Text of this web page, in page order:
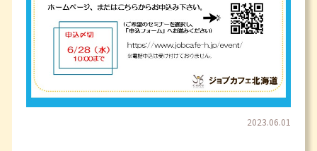
2023.06.01